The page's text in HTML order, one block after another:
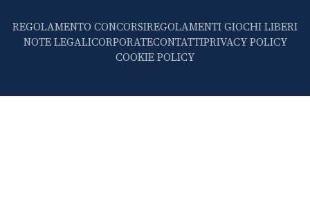
REGOLAMENTO CONCORSIREGOLAMENTI GIOCHI LIBERI
NOTE LEGALICORPORATECONTATTIPRIVACY POLICY
COOKIE POLICY